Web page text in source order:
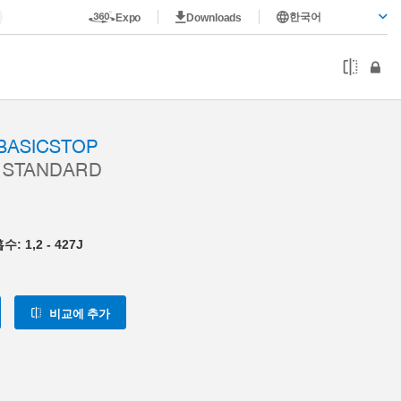
Expo Downloads 한국어
수: 1,2 - 427J
비교에 추가